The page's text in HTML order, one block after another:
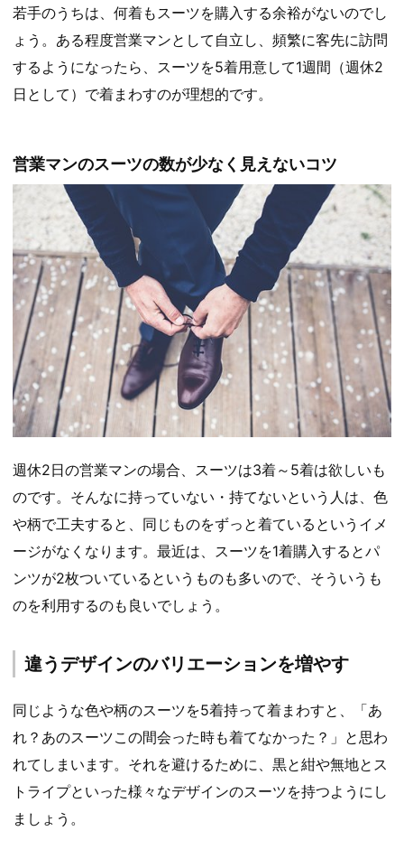
若手のうちは、何着もスーツを購入する余裕がないのでし
ょう。ある程度営業マンとして自立し、頻繁に客先に訪問
するようになったら、スーツを5着用意して1週間（週休2
日として）で着まわすのが理想的です。
営業マンのスーツの数が少なく見えないコツ
週休2日の営業マンの場合、スーツは3着～5着は欲しいも
のです。そんなに持っていない・持てないという人は、色
や柄で工夫すると、同じものをずっと着ているというイメ
ージがなくなります。最近は、スーツを1着購入するとパ
ンツが2枚ついているというものも多いので、そういうも
のを利用するのも良いでしょう。
違うデザインのバリエーションを増やす
同じような色や柄のスーツを5着持って着まわすと、「あ
れ？あのスーツこの間会った時も着てなかった？」と思わ
れてしまいます。それを避けるために、黒と紺や無地とス
トライプといった様々なデザインのスーツを持つようにし
ましょう。